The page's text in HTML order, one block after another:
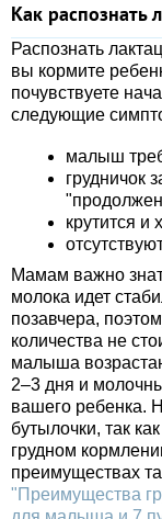
Как распознать
Распознать
вы кормите
почувствуете
следующие
малыш
грудничок
крутится и
Мамам важно
молока идет
позавчера,
количества не
малыша
2–3 дня и
вашего ребенка.
бутылочки, так
грудном
преимуществах
"Преимущества